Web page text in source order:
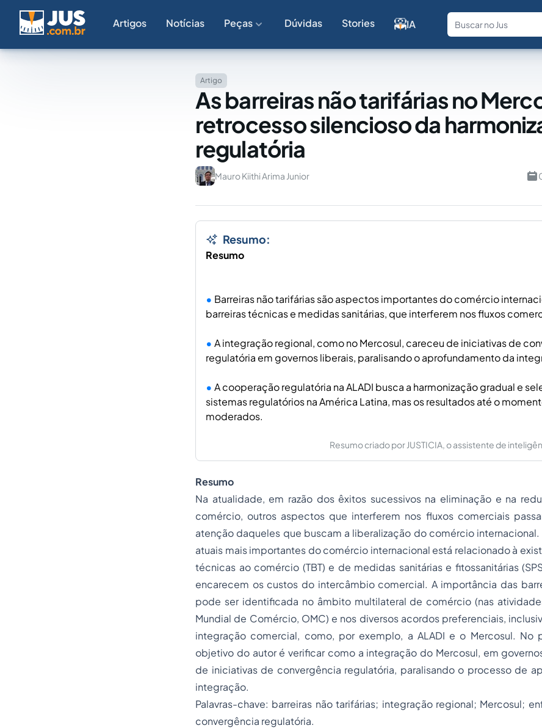
Artigos Notícias Peças Dúvidas Stories IA
Fale com
Artigo
As barreiras não tarifárias no
retrocesso silencioso da
regulatória
Mauro Kiithi Arima Junior
Resumo:
Resumo
Barreiras não tarifárias são aspectos importantes do comércio
barreiras técnicas e medidas sanitárias, que interferem nos fluxos
A integração regional, como no Mercosul, careceu de iniciativas de
regulatória em governos liberais, paralisando o aprofundamento da
A cooperação regulatória na ALADI busca a harmonização gradual e
sistemas regulatórios na América Latina, mas os resultados até o
moderados.
Resumo criado por JUSTICIA, o assistente de
Resumo
Na atualidade, em razão dos êxitos sucessivos na eliminação e na
comércio, outros aspectos que interferem nos fluxos comerciais
atenção daqueles que buscam a liberalização do comércio
atuais mais importantes do comércio internacional está relacionado à
técnicas ao comércio (TBT) e de medidas sanitárias e fitossanitárias
encarecem os custos do intercâmbio comercial. A importância das
pode ser identificada no âmbito multilateral de comércio (nas
Mundial de Comércio, OMC) e nos diversos acordos preferenciais,
integração comercial, como, por exemplo, a ALADI e o Mercosul. No
objetivo do autor é verificar como a integração do Mercosul, em
de iniciativas de convergência regulatória, paralisando o processo de
integração.
Palavras-chave: barreiras não tarifárias; integração regional; Mercosul;
convergência regulatória.